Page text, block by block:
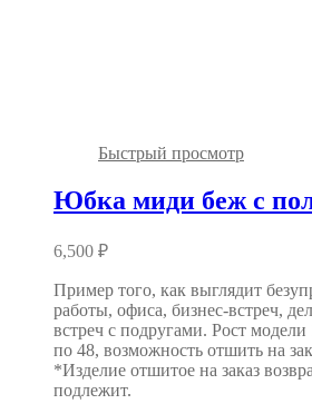
Быстрый просмотр
Юбка миди беж с
6,500 ₽
Пример того, как выглядит
работы, офиса, бизнес-встреч,
встреч с подругами. Рост
по 48, возможность отшить на
*Изделие отшитое на заказ
подлежит.